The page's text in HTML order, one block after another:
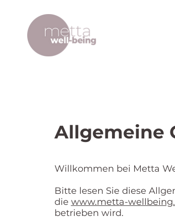
Allgemeine
Willkommen bei Metta
Bitte lesen Sie diese
die www.metta-
betrieben wird.